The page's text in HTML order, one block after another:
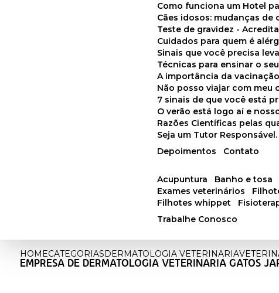
Depoimentos
Como funciona um Hotel
Cães idosos: mudanças
Teste de gravidez -
Cuidados para quem é
Sinais que você precisa
Técnicas para ensinar o
A importância da
Não posso viajar com
7 sinais de que você está
O verão está logo aí e
Razões Científicas pelas
Seja um Tutor
Contato
acupuntura banho e tosa
exames veterinários
filhotes whippet
Trabalhe Conosco
HOMECATEGORIASDERMATOLOGIA VETERINARIA
EMPRESA DE DERMATOLOGIA VETERINARIA GATOS